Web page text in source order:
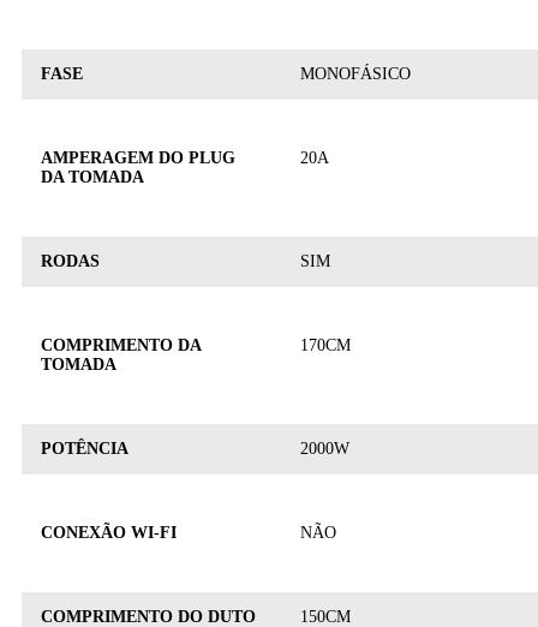
FASE MONOFÁSICO
AMPERAGEM DO PLUG
DA TOMADA
20A
RODAS SIM
COMPRIMENTO DA
TOMADA
170CM
POTÊNCIA 2000W
CONEXÃO WI-FI NÃO
COMPRIMENTO DO DUTO 150CM